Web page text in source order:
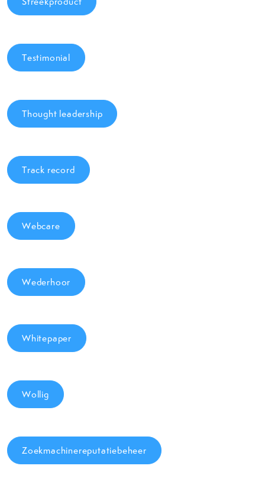
Testimonial
Thought leadership
Track record
Webcare
Wederhoor
Whitepaper
Wollig
Zoekmachinereputatiebeheer